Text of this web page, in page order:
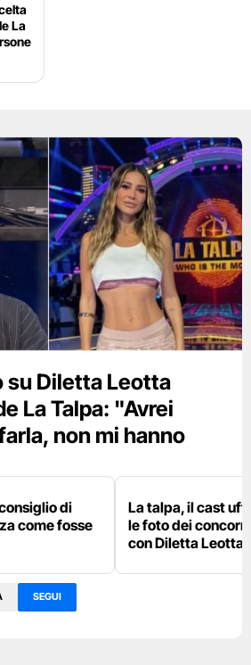
La
su Diletta Leotta
La Talpa: "Avrei
non mi hanno
di
come fosse
La talpa, il cast
le foto dei
con Diletta Leotta
SEGUI